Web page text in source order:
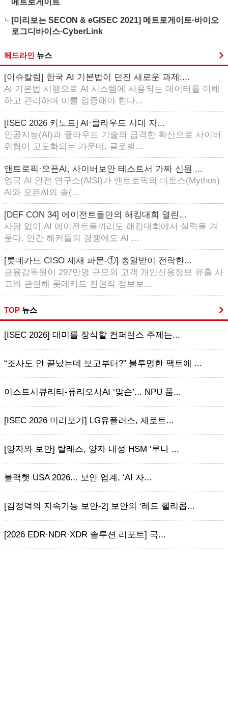
메트로게이트
[미리보는 SECON & eGISEC 2021] 메트로게이트·바이오
로그디바이스·CyberLink
헤드라인 뉴스
[이슈칼럼] 한국 AI 기본법이 던진 새로운 과제:...
AI 기본법 시행으로 AI 시스템에 사용되는 데이터를 이해
하고 관리하며 이를 입증해야 한다...
[ISEC 2026 키노트] AI·클라우드 시대 자...
인공지능(AI)과 클라우드 기술의 급격한 확산으로 사이버
위협이 고도화되는 가운데, 글로벌...
앤트로픽·오픈AI, 사이버보안 테스트서 가짜 신원 ...
영국 AI 안전 연구소(AISI)가 앤트로픽의 미토스(Mythos)
AI와 오픈AI의 솔(...
[DEF CON 34] 에이전트들만의 해킹대회 열린...
사람 없이 AI 에이전트들끼리도 해킹대회에서 실력을 겨
룬다. 인간 해커들의 경쟁에도 AI ...
[롯데카드 CISO 제재 파문-①] 총알받이 전락한...
금융감독원이 297만명 규모의 고객 개인신용정보 유출 사
고와 관련해 롯데카드 전현직 정보보...
TOP 뉴스
[ISEC 2026] 대미를 장식할 컨퍼런스 주제는...
“조사도 안 끝났는데 보고부터?” 불투명한 팩트에 ...
이스트시큐리티-퓨리오사AI ‘맞손’... NPU 품...
[ISEC 2026 미리보기] LG유플러스, 제로트...
[양자와 보안] 탈레스, 양자 내성 HSM ‘루나 ...
블랙햇 USA 2026... 보안 업계, ‘AI 자...
[김정덕의 지속가능 보안-2] 보안의 ‘레드 헬리콥...
[2026 EDR·NDR·XDR 솔루션 리포트] 국...